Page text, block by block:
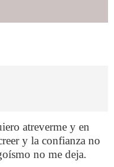
atreverme y en
y la confianza no
no me deja.